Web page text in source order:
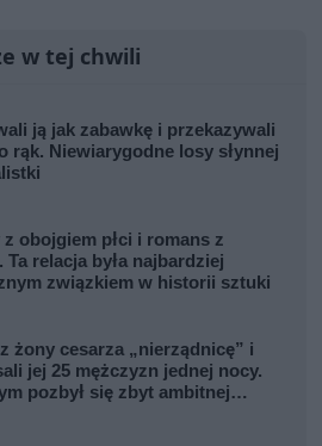
w tej chwili
ją jak zabawkę i przekazywali
rąk. Niewiarygodne losy słynnej
obojgiem płci i romans z
Ta relacja była najbardziej
związkiem w historii sztuki
żony cesarza „nierządnicę” i
jej 25 mężczyzn jednej nocy.
pozbył się zbyt ambitnej